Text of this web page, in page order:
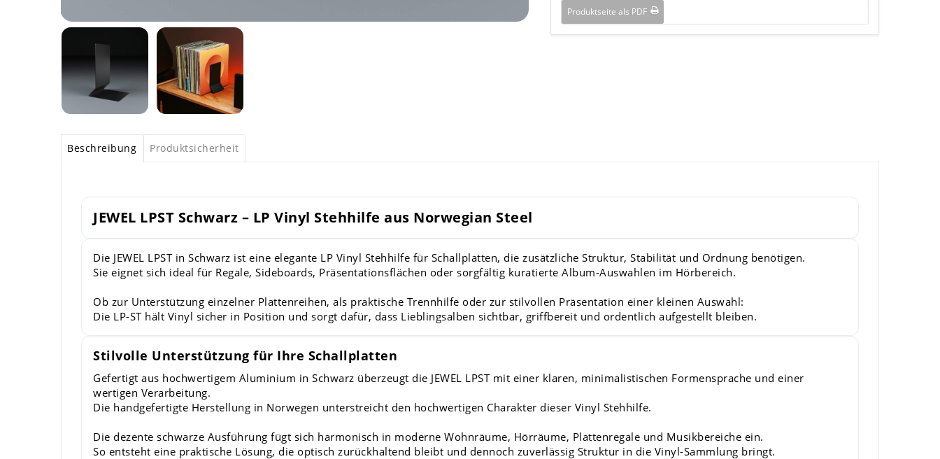
Produktseite als PDF
Beschreibung Produktsicherheit
JEWEL LPST Schwarz – LP Vinyl Stehhilfe aus Norwegian Steel
Die JEWEL LPST in Schwarz ist eine elegante LP Vinyl Stehhilfe für Schallplatten, die zusätzliche Struktur, Stabilität und Ordnung benötigen.
Sie eignet sich ideal für Regale, Sideboards, Präsentationsflächen oder sorgfältig kuratierte Album-Auswahlen im Hörbereich.
Ob zur Unterstützung einzelner Plattenreihen, als praktische Trennhilfe oder zur stilvollen Präsentation einer kleinen Auswahl:
Die LP-ST hält Vinyl sicher in Position und sorgt dafür, dass Lieblingsalben sichtbar, griffbereit und ordentlich aufgestellt bleiben.
Stilvolle Unterstützung für Ihre Schallplatten
Gefertigt aus hochwertigem Aluminium in Schwarz überzeugt die JEWEL LPST mit einer klaren, minimalistischen Formensprache und einer
wertigen Verarbeitung.
Die handgefertigte Herstellung in Norwegen unterstreicht den hochwertigen Charakter dieser Vinyl Stehhilfe.
Die dezente schwarze Ausführung fügt sich harmonisch in moderne Wohnräume, Hörräume, Plattenregale und Musikbereiche ein.
So entsteht eine praktische Lösung, die optisch zurückhaltend bleibt und dennoch zuverlässig Struktur in die Vinyl-Sammlung bringt.